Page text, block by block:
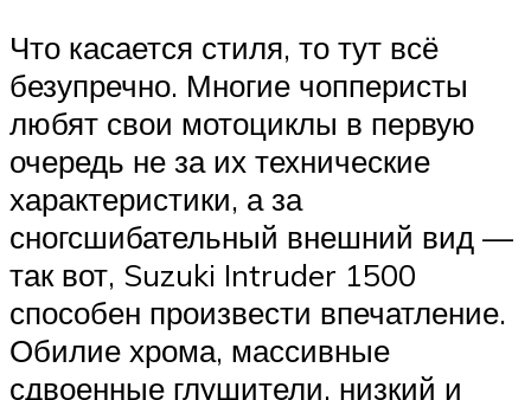
Что касается стиля, то тут всё
безупречно. Многие чопперисты
любят свои мотоциклы в первую
очередь не за их технические
характеристики, а за
сногсшибательный внешний вид —
так вот, Suzuki Intruder 1500
способен произвести впечатление.
Обилие хрома, массивные
сдвоенные глушители, низкий и